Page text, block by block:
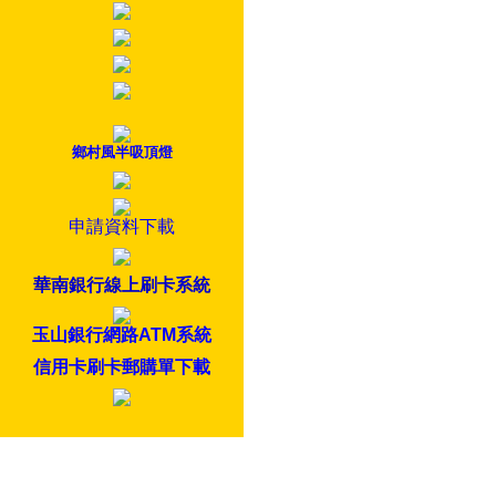
鄉村風半吸頂燈
申請資料下載
華南銀行線上刷卡系統
玉山銀行網路ATM系統
信用卡刷卡郵購單下載